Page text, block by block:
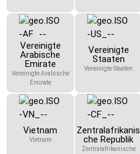
Vereinigte
Arabische
Emirate
Vereinigte Arabische
Emirate
Vereinigte
Staaten
Vereinigte Staaten
Vietnam
Vietnam
Zentralafrikanis
che Republik
Zentralafrikanische